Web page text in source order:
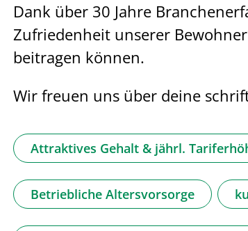
Dank über 30 Jahre
Zufriedenheit unserer
beitragen können.
Wir freuen uns über deine
Attraktives Gehalt & jährl.
Betriebliche Altersvorsorge